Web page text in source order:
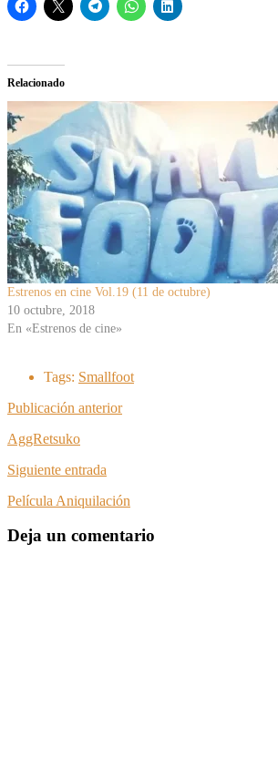
Relacionado
Estrenos en cine Vol.19 (11 de octubre)
10 octubre, 2018
En «Estrenos de cine»
Tags: Smallfoot
Publicación anterior
AggRetsuko
Siguiente entrada
Película Aniquilación
Deja un comentario